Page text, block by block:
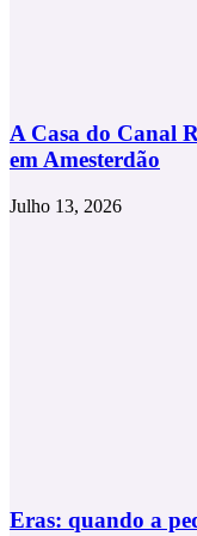
A Casa do Canal
em Amesterdão
Julho 13, 2026
Eras: quando a